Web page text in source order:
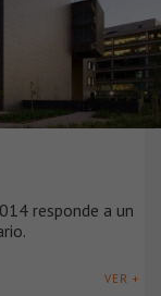
responde a un
VER +